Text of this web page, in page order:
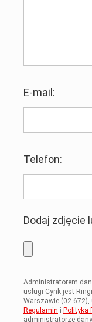
E-mail:
Telefon:
Dodaj zdjęcie
Administratorem
usługi Cynk jest
Warszawie (02-
Regulamin i Polityka
administratorze